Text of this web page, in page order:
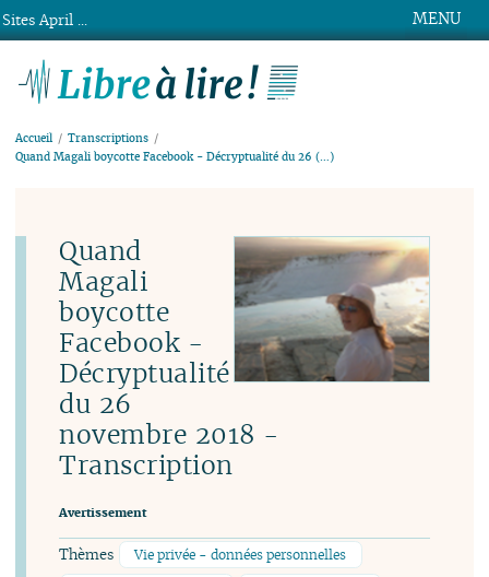
MENU
Accueil
Transcriptions
Quand Magali boycotte Facebook - Décryptualité du 26 (…)
Quand
Magali
boycotte
Facebook -
Décryptualité
du 26
novembre 2018 -
Transcription
Avertissement
Thèmes
Vie privée - données personnelles
Sites April ...